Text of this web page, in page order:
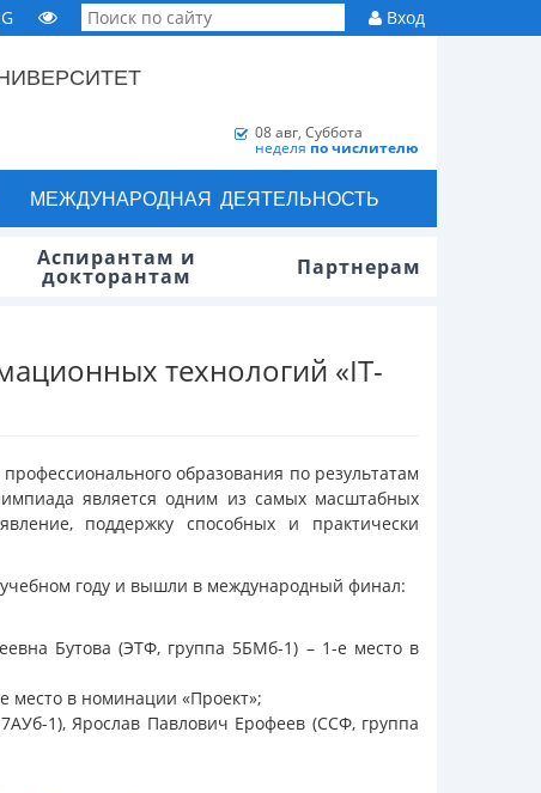
Вход
08 авг, Суббота
неделя по числителю
МЕЖДУНАРОДНАЯ ДЕЯТЕЛЬНОСТЬ
Аспирантам и
докторантам Партнерам
технологий «IT-
образования по результатам
является одним из самых масштабных
поддержку способных и практически
году и вышли в международный финал:
Бутова (ЭТФ, группа 5БМб-1) – 1-е место в
место в номинации «Проект»;
1), Ярослав Павлович Ерофеев (ССФ, группа